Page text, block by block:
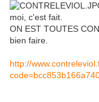
moi, c'est fait.
ON EST TOUTES
bien faire.
http://